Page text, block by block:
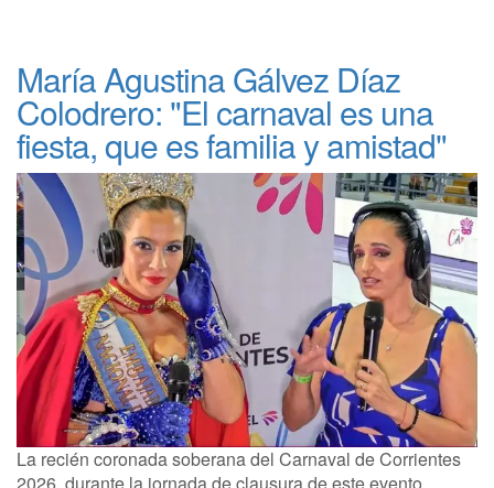
María Agustina Gálvez Díaz
Colodrero: "El carnaval es una
fiesta, que es familia y amistad"
La recién coronada soberana del Carnaval de Corrientes